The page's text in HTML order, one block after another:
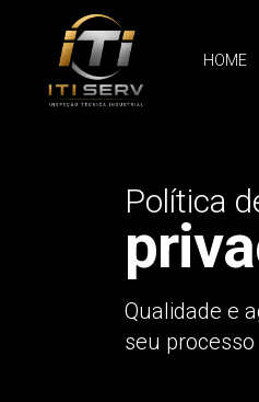
HOME
Política
Qualidade e
seu processo